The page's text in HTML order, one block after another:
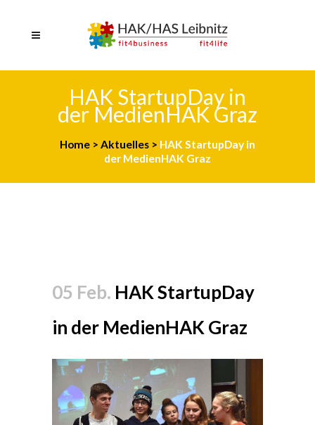
HAK StartupDay in
der MedienHAK Graz
Home > Aktuelles > HAK StartupDay in
der MedienHAK Graz
05 Feb. HAK StartupDay
in der MedienHAK Graz